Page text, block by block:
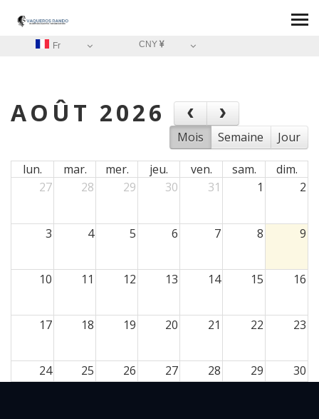
Fr CNY
AOÛT 2026
Mois Semaine Jour
lun. mar. mer. jeu. ven. sam.
dim.
27
28 29 30 31 1 2
3 4 5 6 7 8 9
10 11 12 13 14 15 16
17 18 19 20 21 22 23
24 25 26 27 28 29 30